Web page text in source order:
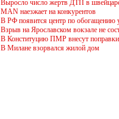
Выросло число жертв ДТП в
MAN наезжает на конкурентов
В РФ появится центр по обогащению
Взрыв на Ярославском вокзале не
В Конституцию ПМР внесут поправки
В Милане взорвался жилой дом